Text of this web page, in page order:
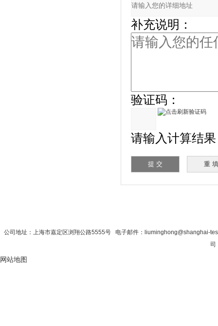
补充说明：
验证码：
请输入计算结果（
公司地址：上海市嘉定区浏翔公路5555号 电子邮件：liuminghong@shanghai-
司
网站地图